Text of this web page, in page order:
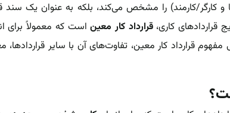
کارگر/کارمند) را مشخص می‌کند، بلکه به عنوان یک سند
قراردادهای کاری‌،قرارداد کار معیناست که معمولاً برای
قرارداد کار معین، تفاوت‌های آن با سایر قراردادها،